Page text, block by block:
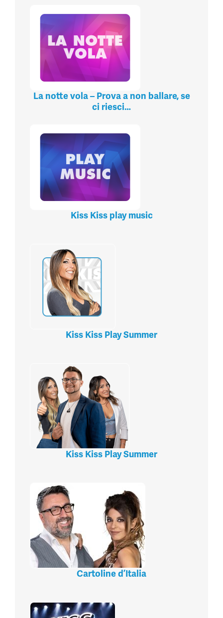
La notte vola – Prova a non ballare, se
ci riesci…
Kiss Kiss play music
Kiss Kiss Play Summer
Kiss Kiss Play Summer
Cartoline d’Italia